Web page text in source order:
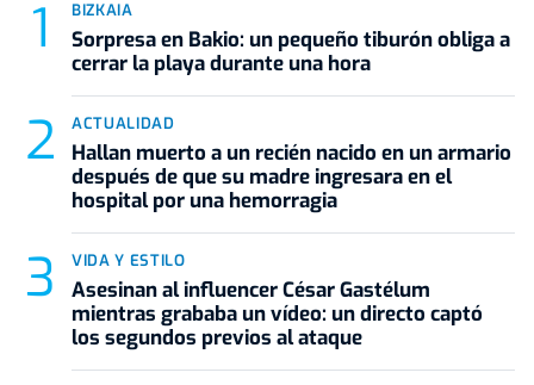
BIZKAIA
Sorpresa en Bakio: un pequeño tiburón obliga a
cerrar la playa durante una hora
ACTUALIDAD
Hallan muerto a un recién nacido en un armario
después de que su madre ingresara en el
hospital por una hemorragia
VIDA Y ESTILO
Asesinan al influencer César Gastélum
mientras grababa un vídeo: un directo captó
los segundos previos al ataque